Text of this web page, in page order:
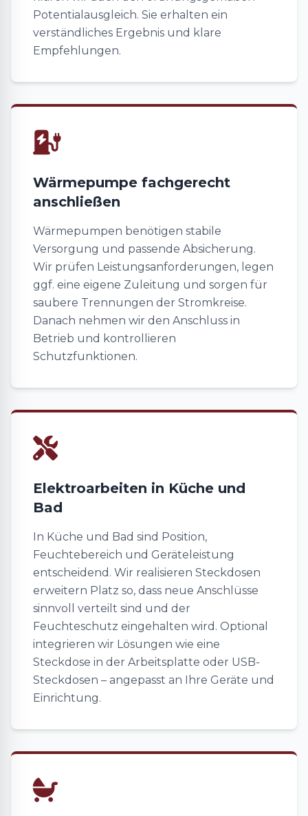
Potentialausgleich. Sie erhalten ein
verständliches Ergebnis und klare
Empfehlungen.
Wärmepumpe fachgerecht
anschließen
Wärmepumpen benötigen stabile
Versorgung und passende Absicherung.
Wir prüfen Leistungsanforderungen, legen
ggf. eine eigene Zuleitung und sorgen für
saubere Trennungen der Stromkreise.
Danach nehmen wir den Anschluss in
Betrieb und kontrollieren
Schutzfunktionen.
Elektroarbeiten in Küche und
Bad
In Küche und Bad sind Position,
Feuchtebereich und Geräteleistung
entscheidend. Wir realisieren Steckdosen
erweitern Platz so, dass neue Anschlüsse
sinnvoll verteilt sind und der
Feuchteschutz eingehalten wird. Optional
integrieren wir Lösungen wie eine
Steckdose in der Arbeitsplatte oder USB-
Steckdosen – angepasst an Ihre Geräte und
Einrichtung.